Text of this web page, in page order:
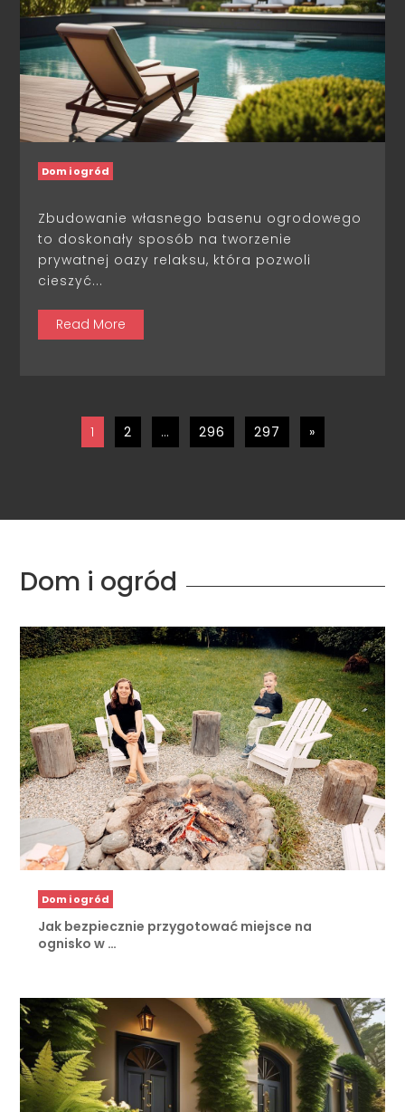
Dom i ogród
Zbudowanie własnego basenu ogrodowego
to doskonały sposób na tworzenie
prywatnej oazy relaksu, która pozwoli
cieszyć...
Read More
1 2 … 296 297 »
Dom i ogród
Dom i ogród
Jak bezpiecznie przygotować miejsce na
ognisko w …